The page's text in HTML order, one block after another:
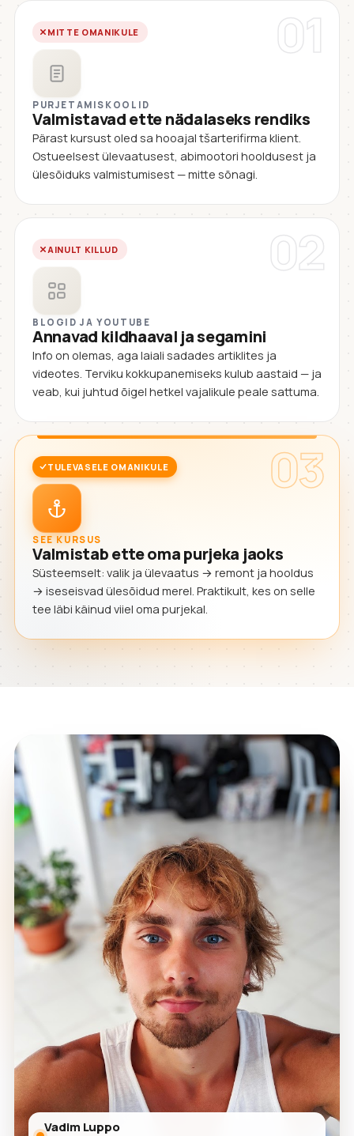
01
MITTE OMANIKULE
PURJETAMISKOOLID
Valmistavad ette nädalaseks rendiks
Pärast kursust oled sa hooajal tšarterifirma klient.
Ostueelsest ülevaatusest, abimootori hooldusest ja
ülesõiduks valmistumisest — mitte sõnagi.
02
AINULT KILLUD
BLOGID JA YOUTUBE
Annavad kildhaaval ja segamini
Info on olemas, aga laiali sadades artiklites ja
videotes. Terviku kokkupanemiseks kulub aastaid — ja
veab, kui juhtud õigel hetkel vajalikule peale sattuma.
03
TULEVASELE OMANIKULE
SEE KURSUS
Valmistab ette oma purjeka jaoks
Süsteemselt: valik ja ülevaatus → remont ja hooldus
→ iseseisvad ülesõidud merel. Praktikult, kes on selle
tee läbi käinud viiel oma purjekal.
Vadim Luppo